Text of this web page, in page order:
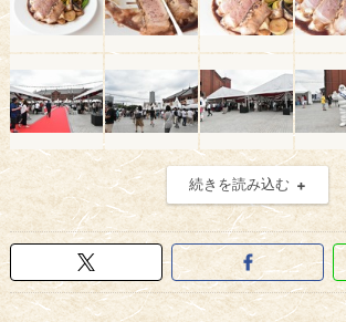
続きを読み込む